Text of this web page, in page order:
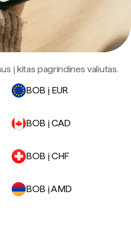
į kitas pagrindines valiutas.
BOB į EUR
BOB į CAD
BOB į CHF
BOB į AMD